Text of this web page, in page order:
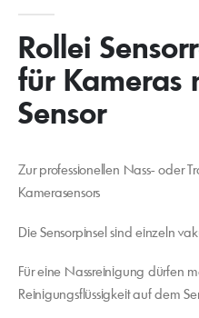
Rollei
für Kameras
Sensor
Zur professionellen Nass- oder
Kamerasensors
Die Sensorpinsel sind einzeln
Für eine Nassreinigung dürfen
Reinigungsflüssigkeit auf dem